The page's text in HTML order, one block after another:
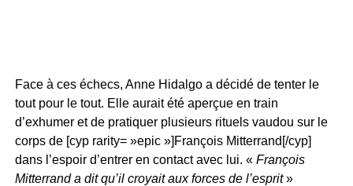
Face à ces échecs, Anne Hidalgo a décidé de tenter le
tout pour le tout. Elle aurait été aperçue en train
d’exhumer et de pratiquer plusieurs rituels vaudou sur le
corps de [cyp rarity= »epic »]François Mitterrand[/cyp]
dans l’espoir d’entrer en contact avec lui. « François
Mitterrand a dit qu’il croyait aux forces de l’esprit»